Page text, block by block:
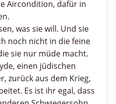
Aircondition, dafür in
was sie will. Und sie
noch nicht in die feine
sie nur müde macht.
einen jüdischen
zurück aus dem Krieg,
Es ist ihr egal, dass